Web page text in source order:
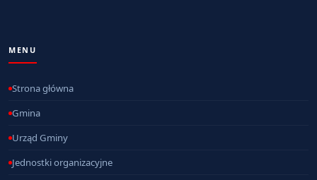
MENU
Strona główna
Gmina
Urząd Gminy
Jednostki organizacyjne